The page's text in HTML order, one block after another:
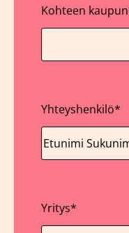
Kohteen
Yhteyshenkilö*
Yritys*